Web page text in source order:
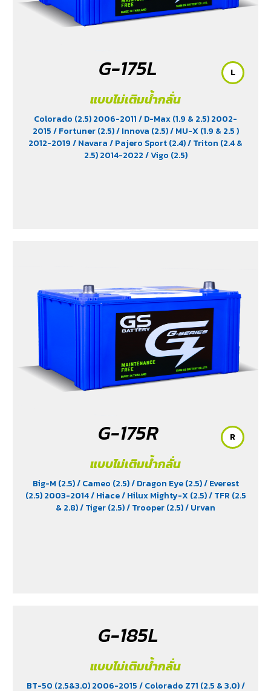
G-175L
แบบไม่เติมน้ำกลั่น
Colorado (2.5) 2006-2011/ D-Max (1.9 & 2.5) 2002-
2015/ Fortuner (2.5)/ Innova (2.5)/ MU-X (1.9 & 2.5 )
2012-2019/ Navara/ Pajero Sport (2.4)/ Triton (2.4 &
2.5) 2014-2022/ Vigo (2.5)
L
G-175R
แบบไม่เติมน้ำกลั่น
Big-M (2.5)/ Cameo (2.5)/ Dragon Eye (2.5)/ Everest
(2.5) 2003-2014/ Hiace/ Hilux Mighty-X (2.5)/ TFR (2.5
& 2.8)/ Tiger (2.5)/ Trooper (2.5)/ Urvan
R
G-185L
แบบไม่เติมน้ำกลั่น
BT-50 (2.5&3.0) 2006-2015/ Colorado Z71 (2.5 & 3.0)/